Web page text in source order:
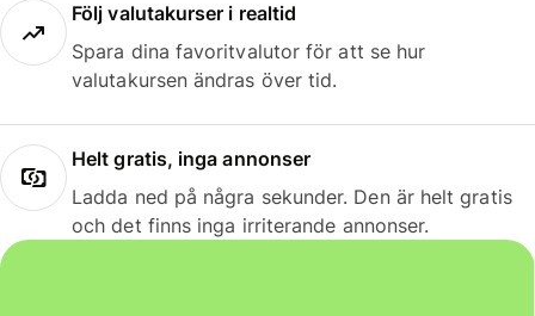
Följ valutakurser i realtid
Spara dina favoritvalutor för att se hur
valutakursen ändras över tid.
Helt gratis, inga annonser
Ladda ned på några sekunder. Den är helt gratis
och det finns inga irriterande annonser.